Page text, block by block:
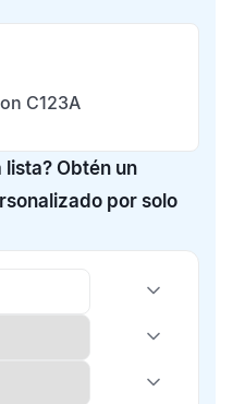
C123A
lista? Obtén un
por solo